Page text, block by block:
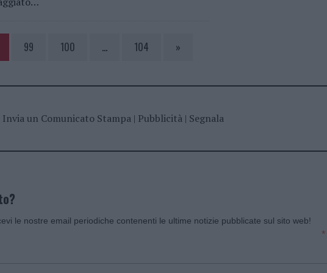
99 100 … 104 »
Invia un Comunicato Stampa| Pubblicità| Segnala
le nostre email periodiche contenenti le ultime notizie pubblicate sul sito web!
*